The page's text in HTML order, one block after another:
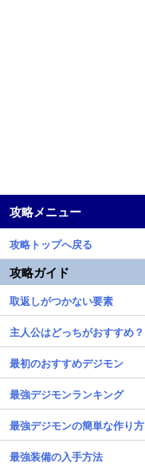
攻略メニュー
攻略トップへ戻る
攻略ガイド
取返しがつかない要素
主人公はどっちがおすすめ？
最初のおすすめデジモン
最強デジモンランキング
最強デジモンの簡単な作り方
最強装備の入手方法